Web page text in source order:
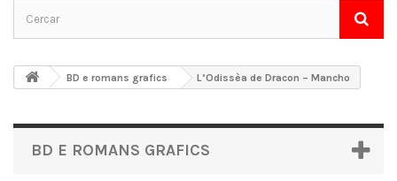
BD e romans grafics L’Odissèa de Dracon – Mancho
BD E ROMANS GRAFICS